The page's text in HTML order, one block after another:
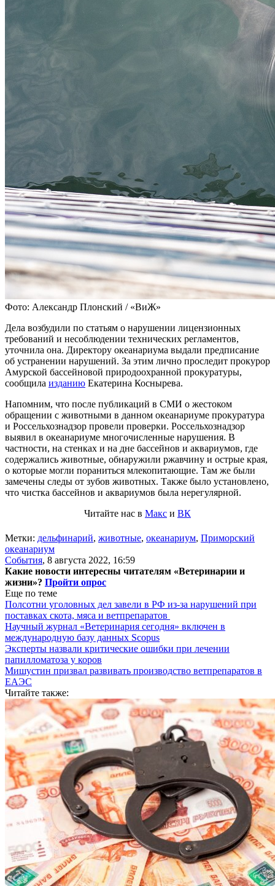
Фото: Александр Плонский / «ВиЖ»
Дела возбудили по статьям о нарушении лицензионных
требований и несоблюдении технических регламентов,
уточнила она. Директору океанариума выдали предписание
об устранении нарушений. За этим лично проследит прокурор
Амурской бассейновой природоохранной прокуратуры,
сообщила изданию Екатерина Коснырева.
Напомним, что после публикаций в СМИ о жестоком
обращении с животными в данном океанариуме прокуратура
и Россельхознадзор провели проверки. Россельхознадзор
выявил в океанариуме многочисленные нарушения. В
частности, на стенках и на дне бассейнов и аквариумов, где
содержались животные, обнаружили ржавчину и острые края,
о которые могли пораниться млекопитающие. Там же были
замечены следы от зубов животных. Также было установлено,
что чистка бассейнов и аквариумов была нерегулярной.
Читайте нас в Макс и ВК
Метки: дельфинарий, животные, океанариум, Приморский
океанариум
События, 8 августа 2022, 16:59
Какие новости интересны читателям «Ветеринарии и
жизни»? Пройти опрос
Еще по теме
Полсотни уголовных дел завели в РФ из-за нарушений при
поставках скота, мяса и ветпрепаратов
Научный журнал «Ветеринария сегодня» включен в
международную базу данных Scopus
Эксперты назвали критические ошибки при лечении
папилломатоза у коров
Мишустин призвал развивать производство ветпрепаратов в
ЕАЭС
Читайте также: